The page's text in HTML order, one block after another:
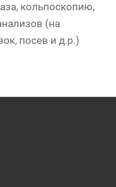
кольпоскопию,
(на
посев и д.р.)